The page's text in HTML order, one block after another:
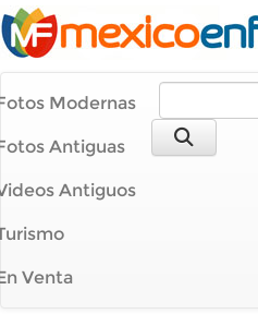
Modernas
Antiguas
Antiguos
Venta